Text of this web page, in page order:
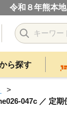
令和８年熊本
ら探す
047c ／ 定